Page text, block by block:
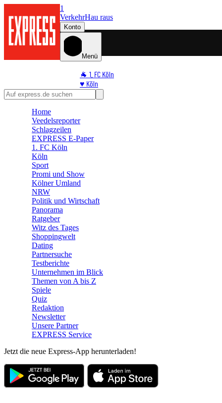
1
VerkehrHau raus
Konto
Menü
🐐 1. FC Köln
♥️ Köln
⭐ Promi
🛒 Shoppingwelt
Home
Veedelsreporter
Schlagzeilen
EXPRESS E-Paper
1. FC Köln
Köln
Sport
Promi und Show
Kölner Umland
NRW
Politik und Wirtschaft
Panorama
Ratgeber
Witz des Tages
Shoppingwelt
Dating
Partnersuche
Testberichte
Unternehmen im Blick
Themen von A bis Z
Spiele
Quiz
Redaktion
Newsletter
Unsere Partner
EXPRESS Service
Jetzt die neue Express-App herunterladen!